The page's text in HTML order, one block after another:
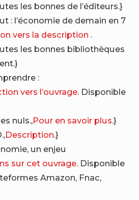
les bonnes de l’éditeurs.}
: l’économie de demain en 7
vers la description .
les bonnes bibliothèques
:
vers l’ouvrage. Disponible
nuls.,Pour en savoir plus.}
Description.}
un enjeu
sur cet ouvrage. Disponible
Amazon, Fnac,